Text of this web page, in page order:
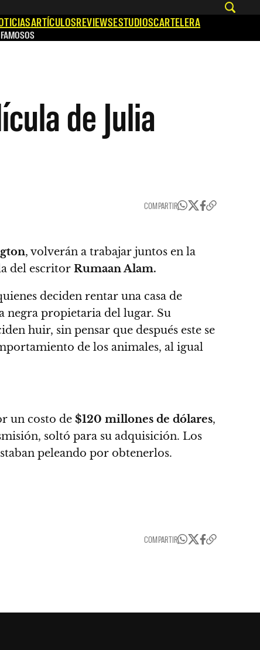
ARTÍCULOSREVIEWSESTUDIOSCARTELERA
de Julia
COMPARTIR
, volverán a trabajar juntos en la
del escritor Rumaan Alam.
deciden rentar una casa de
negra propietaria del lugar. Su
huir, sin pensar que después este se
de los animales, al igual
un costo de $120 millones de dólares,
soltó para su adquisición. Los
peleando por obtenerlos.
COMPARTIR